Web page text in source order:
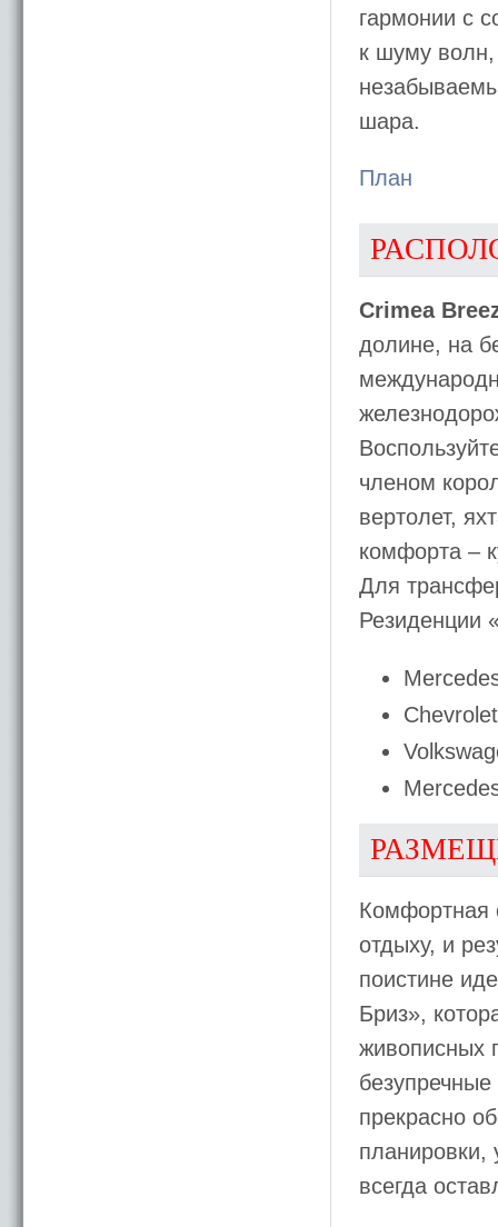
гармонии с
к шуму волн,
шара.
План
Crimea
долине, на
членом
вертолет,
комфорта –
Для
Резиденции
Комфортная
отдыху, и
поистине
Бриз»,
живописных
прекрасно
планировки,
всегда